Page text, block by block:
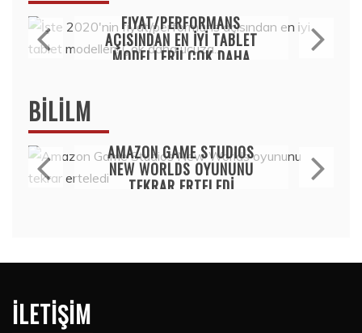
FIYAT/PERFORMANS
AÇISINDAN EN IYI TABLET
MODELLERI! ÇOK DAHA
BILILM
AMAZON GAME STUDIOS
NEW WORLDS OYUNUNU
TEKRAR ERTELEDI
İLETIŞIM